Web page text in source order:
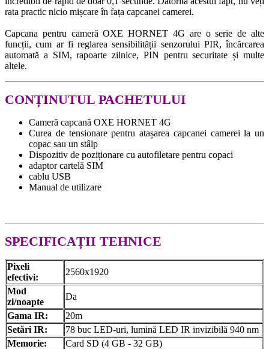
rata practic nicio mișcare în fața capcanei camerei.
Capcana pentru cameră OXE HORNET 4G are o serie de alte
funcții, cum ar fi reglarea sensibilității senzorului PIR, încărcarea
automată a SIM, rapoarte zilnice, PIN pentru securitate și multe
altele.
CONȚINUTUL PACHETULUI
Cameră capcană OXE HORNET 4G
Curea de tensionare pentru atașarea capcanei camerei la un
copac sau un stâlp
Dispozitiv de poziționare cu autofiletare pentru copaci
adaptor cartelă SIM
cablu USB
Manual de utilizare
SPECIFICAȚII TEHNICE
Pixeli
efectivi:
2560x1920
Mod
zi/noapte
Da
Gama IR:
20m
Setări IR:
78 buc LED-uri, lumină LED IR invizibilă 940 nm
Memorie:
Card SD (4 GB - 32 GB)